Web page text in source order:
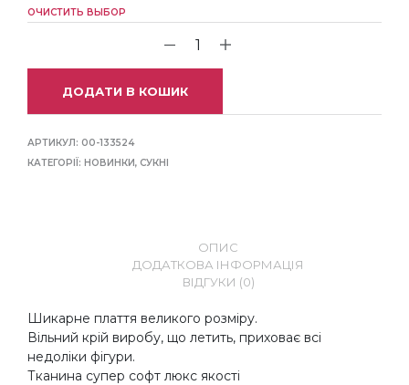
ОЧИСТИТЬ ВЫБОР
ДОДАТИ В КОШИК
АРТИКУЛ: 00-133524
КАТЕГОРІЇ: НОВИНКИ, СУКНІ
ОПИС
ДОДАТКОВА ІНФОРМАЦІЯ
ВІДГУКИ (0)
Шикарне плаття великого розміру.
Вільний крій виробу, що летить, приховає всі
недоліки фігури.
Тканина супер софт люкс якості